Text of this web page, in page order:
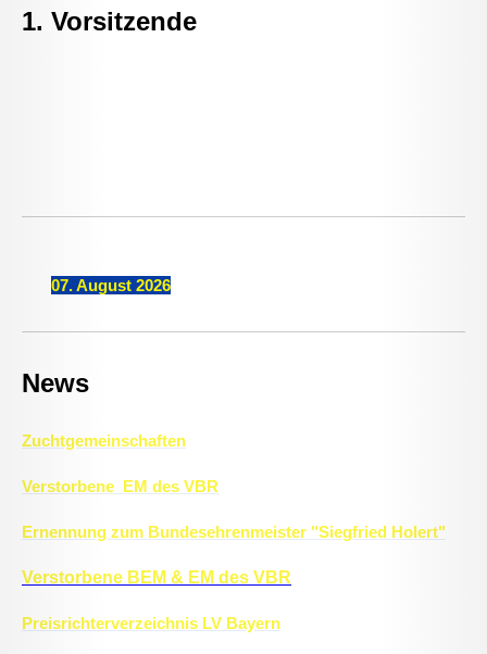
1. Vorsitzende
07. August 2026
News
Zuchtgemeinschaften
Verstorbene EM des VBR
Ernennung zum Bundesehrenmeister "Siegfried Holert"
Verstorbene BEM & EM des VBR
Preisrichterverzeichnis LV Bayern